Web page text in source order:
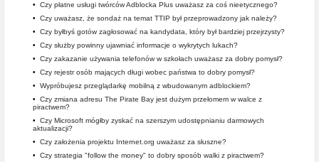
• Czy płatne usługi twórców Adblocka Plus uważasz za coś nieetycznego?
• Czy uważasz, że sondaż na temat TTIP był przeprowadzony jak należy?
• Czy byłbyś gotów zagłosować na kandydata, który był bardziej przejrzysty?
• Czy służby powinny ujawniać informacje o wykrytych lukach?
• Czy zakazanie używania telefonów w szkołach uważasz za dobry pomysł?
• Czy rejestr osób mających długi wobec państwa to dobry pomysł?
• Wypróbujesz przeglądarkę mobilną z wbudowanym adblockiem?
• Czy zmiana adresu The Pirate Bay jest dużym przełomem w walce z
piractwem?
• Czy Microsoft mógłby zyskać na szerszym udostępnianiu darmowych
aktualizacji?
• Czy założenia projektu Internet.org uważasz za słuszne?
• Czy strategia "follow the money" to dobry sposób walki z piractwem?